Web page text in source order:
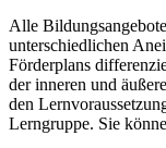
Alle
unterschiedlichen
Förderplans
der inneren und
den
Lerngruppe. Sie